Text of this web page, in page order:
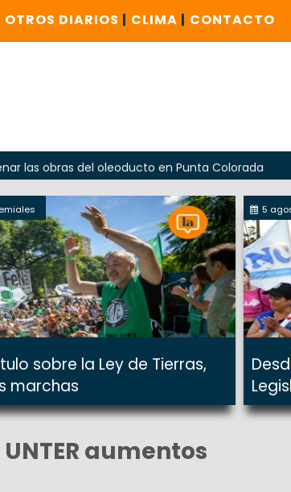
OTROS DIARIOS | CLIMA | CONTACTO
del oleoducto en Punta Colorada
Piden
sobre la Ley de Tierras,
marchas
5
aumentos